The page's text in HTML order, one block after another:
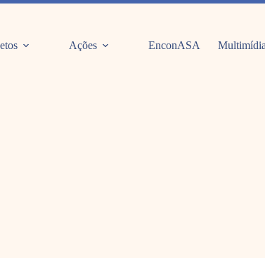
Ações EnconASA Multimídia